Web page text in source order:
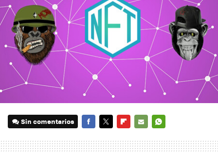
Sin comentarios
MAIL